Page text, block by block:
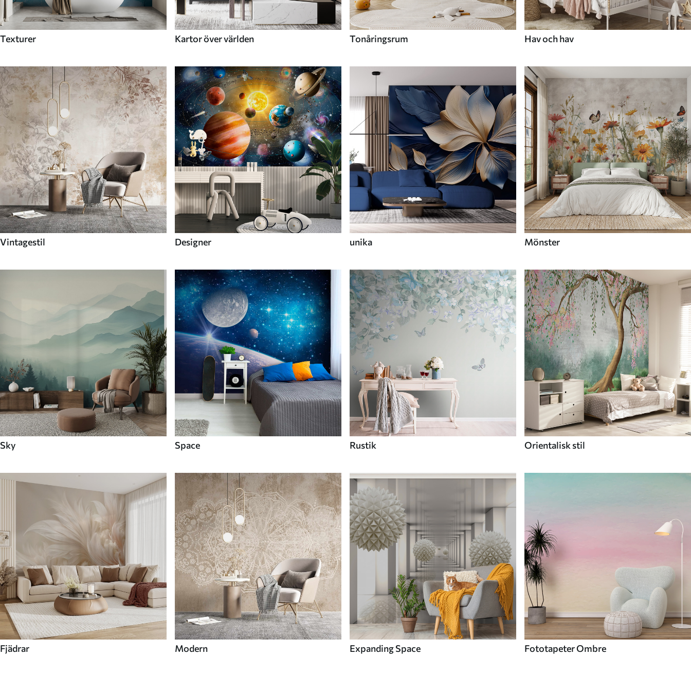
Texturer Kartor över världen Tonåringsrum Hav och hav
Vintagestil Designer unika Mönster
Sky Space Rustik Orientalisk stil
Fjädrar Modern Expanding Space Fototapeter Ombre